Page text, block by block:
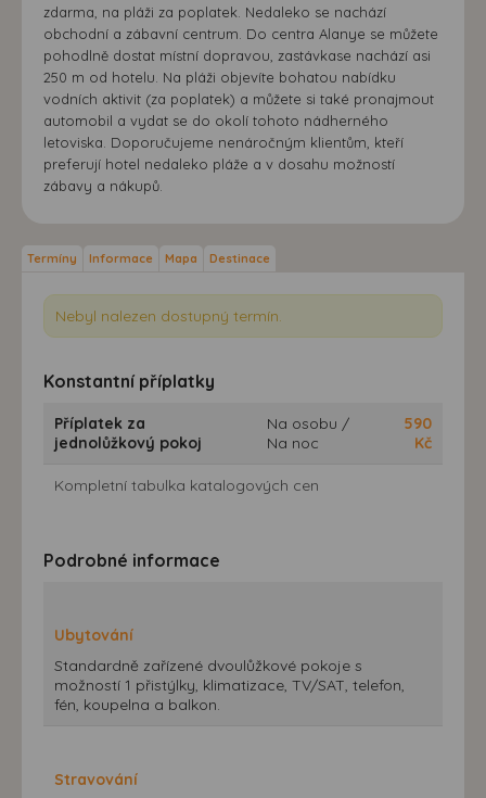
zdarma, na pláži za poplatek. Nedaleko se nachází
obchodní a zábavní centrum. Do centra Alanye se můžete
pohodlně dostat místní dopravou, zastávkase nachází asi
250 m od hotelu. Na pláži objevíte bohatou nabídku
vodních aktivit (za poplatek) a můžete si také pronajmout
automobil a vydat se do okolí tohoto nádherného
letoviska. Doporučujeme nenáročným klientům, kteří
preferují hotel nedaleko pláže a v dosahu možností
zábavy a nákupů.
Termíny Informace Mapa Destinace
Nebyl nalezen dostupný termín.
Konstantní příplatky
Příplatek za
jednolůžkový pokoj
Na osobu /
Na noc
590
Kč
Kompletní tabulka katalogových cen
Podrobné informace
Ubytování
Standardně zařízené dvoulůžkové pokoje s
možností 1 přistýlky, klimatizace, TV/SAT, telefon,
fén, koupelna a balkon.
Stravování